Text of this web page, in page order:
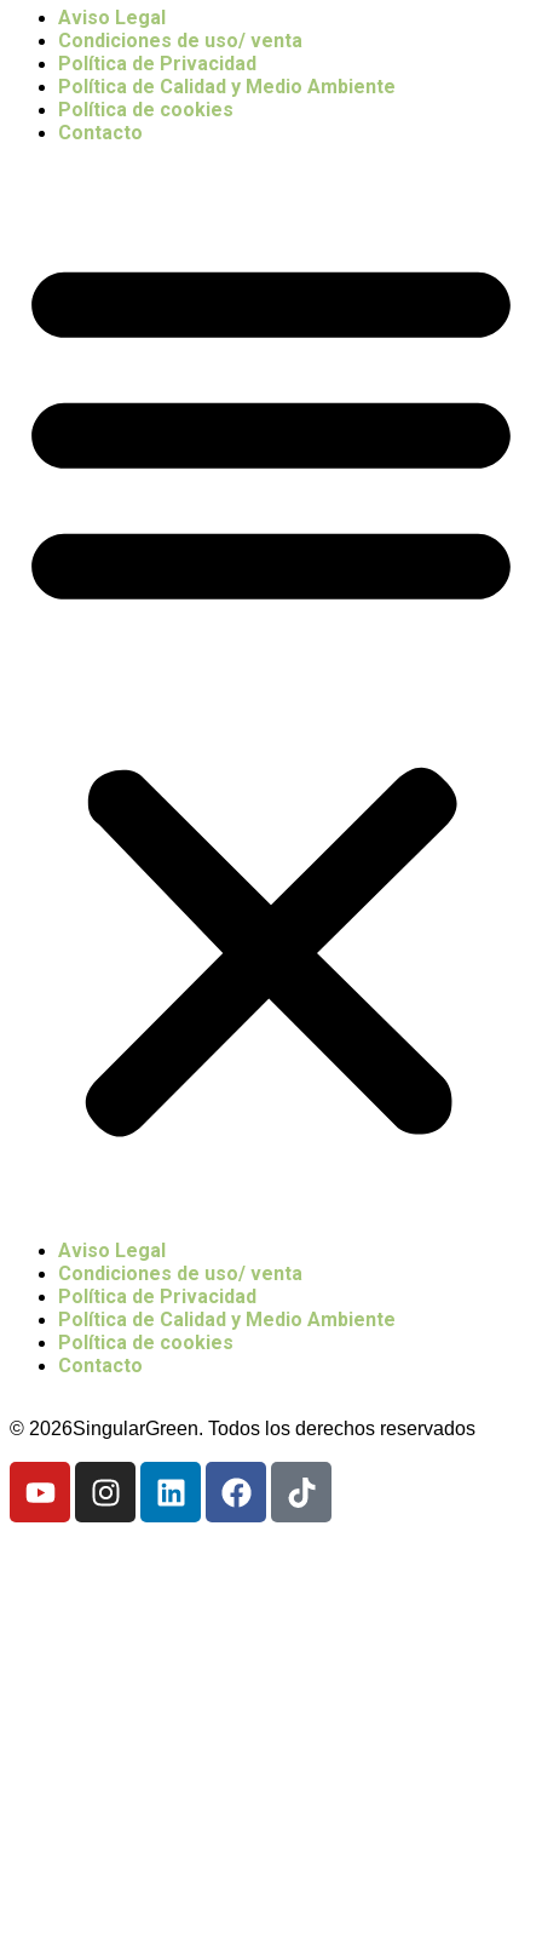
Aviso Legal
Condiciones de uso/ venta
Política de Privacidad
Política de Calidad y Medio Ambiente
Política de cookies
Contacto
Aviso Legal
Condiciones de uso/ venta
Política de Privacidad
Política de Calidad y Medio Ambiente
Política de cookies
Contacto
© 2026SingularGreen. Todos los derechos reservados